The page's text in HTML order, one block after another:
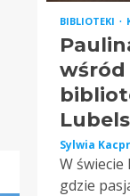
BIBLIOTEKI
wśród
Sylwia
W
gdzie